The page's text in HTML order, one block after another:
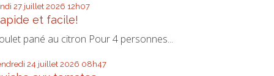
27 juillet 2026 12h07
et facile!
pané au citron Pour 4 personnes...
24 juillet 2026 08h47